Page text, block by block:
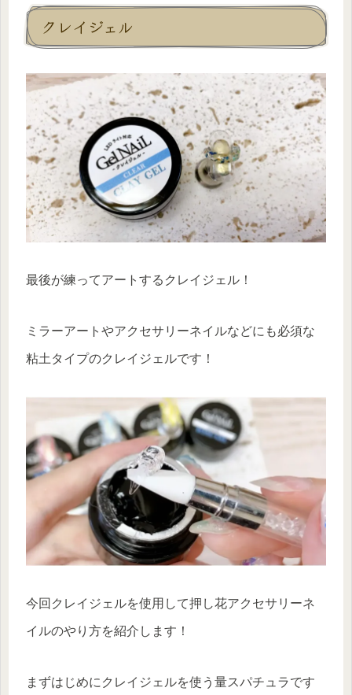
クレイジェル
最後が練ってアートするクレイジェル！
ミラーアートやアクセサリーネイルなどにも必須な
粘土タイプのクレイジェルです！
今回クレイジェルを使用して押し花アクセサリーネ
イルのやり方を紹介します！
まずはじめにクレイジェルを使う量スパチュラです